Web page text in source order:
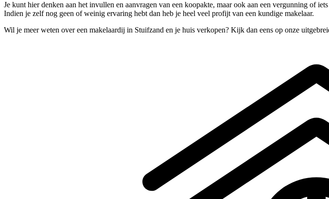
Je kunt hier denken aan het invullen en aanvragen van een koopakte, maar ook aan een vergunning of
Indien je zelf nog geen of weinig ervaring hebt dan heb je heel veel profijt van een kundige makelaar.
Wil je meer weten over een makelaardij in Stuifzand en je huis verkopen? Kijk dan eens op onze